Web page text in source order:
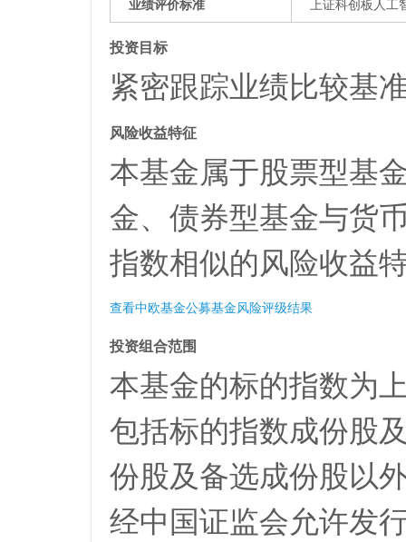
业绩评价标准 上证科创板人工
投资目标
紧密跟踪业绩比较基
风险收益特征
本基金属于股票型基
金、债券型基金与货
指数相似的风险收益
查看中欧基金公募基金风险评级结果
投资组合范围
本基金的标的指数为
包括标的指数成份股
份股及备选成份股以
经中国证监会允许发